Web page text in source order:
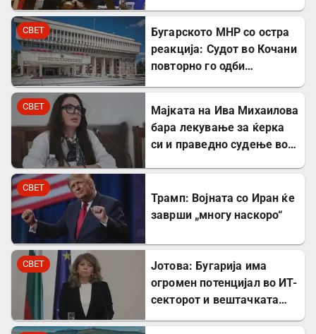
СВЕТ
Бугарското МНР со остра
реакција: Судот во Кочани
повторно го одби
СВЕТ
Мајката на Ива Михаилова
бара лекување за ќерка
си и праведно судење во
СВЕТ
Трамп: Војната со Иран ќе
заврши „многу наскоро“
СВЕТ
Јотова: Бугарија има
огромен потенцијал во ИТ-
секторот и вештачката